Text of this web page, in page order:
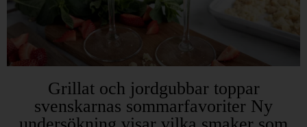
Grillat och jordgubbar toppar
svenskarnas sommarfavoriter Ny